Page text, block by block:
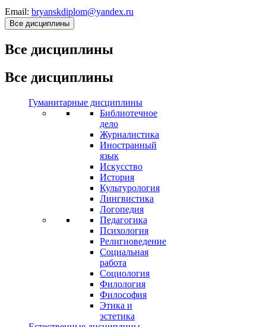
Email: bryanskdiplom@yandex.ru
Все дисциплины
Все дисциплины
Все дисциплины
Гуманитарные дисциплины
Библиотечное
дело
Журналистика
Иностранный
язык
Искусство
История
Культурология
Лингвистика
Логопедия
Педагогика
Психология
Религиоведение
Социальная
работа
Социология
Филология
Философия
Этика и
эстетика